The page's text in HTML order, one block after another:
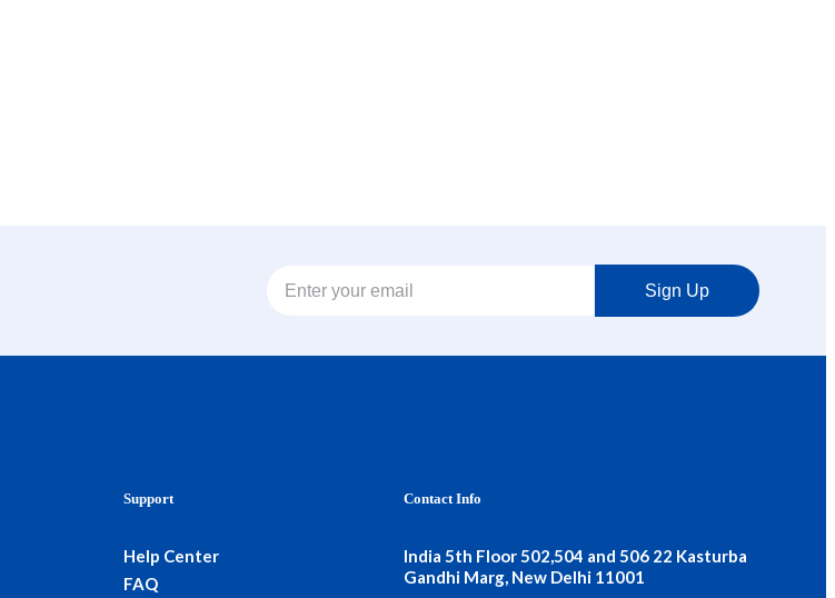
Sign Up
Support
Help Center
FAQ
Contact Info
India 5th Floor 502,504 and 506 22 Kasturba
Gandhi Marg, New Delhi 11001